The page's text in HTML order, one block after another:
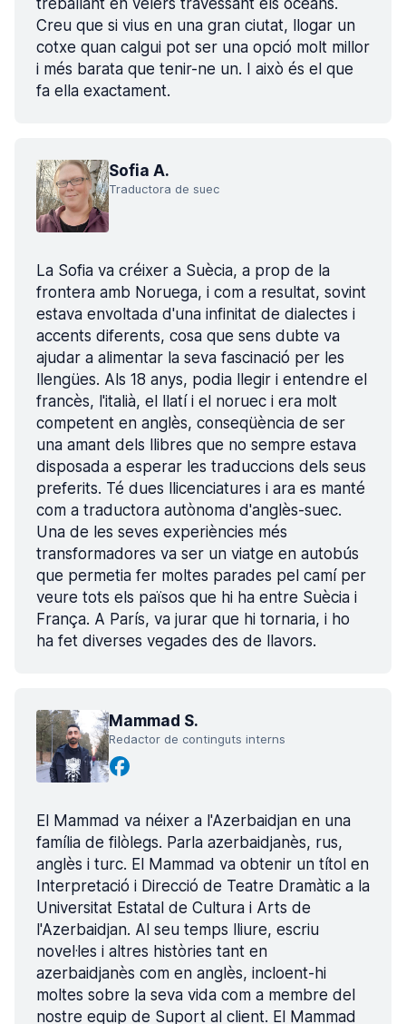
treballant en velers travessant els oceans.
Creu que si vius en una gran ciutat, llogar un
cotxe quan calgui pot ser una opció molt millor
i més barata que tenir-ne un. I això és el que
fa ella exactament.
Sofia A.
Traductora de suec
La Sofia va créixer a Suècia, a prop de la
frontera amb Noruega, i com a resultat, sovint
estava envoltada d'una infinitat de dialectes i
accents diferents, cosa que sens dubte va
ajudar a alimentar la seva fascinació per les
llengües. Als 18 anys, podia llegir i entendre el
francès, l'italià, el llatí i el noruec i era molt
competent en anglès, conseqüència de ser
una amant dels llibres que no sempre estava
disposada a esperar les traduccions dels seus
preferits. Té dues llicenciatures i ara es manté
com a traductora autònoma d'anglès-suec.
Una de les seves experiències més
transformadores va ser un viatge en autobús
que permetia fer moltes parades pel camí per
veure tots els països que hi ha entre Suècia i
França. A París, va jurar que hi tornaria, i ho
ha fet diverses vegades des de llavors.
Mammad S.
Redactor de continguts interns
El Mammad va néixer a l'Azerbaidjan en una
família de filòlegs. Parla azerbaidjanès, rus,
anglès i turc. El Mammad va obtenir un títol en
Interpretació i Direcció de Teatre Dramàtic a la
Universitat Estatal de Cultura i Arts de
l'Azerbaidjan. Al seu temps lliure, escriu
novel·les i altres històries tant en
azerbaidjanès com en anglès, incloent-hi
moltes sobre la seva vida com a membre del
nostre equip de Suport al client. El Mammad